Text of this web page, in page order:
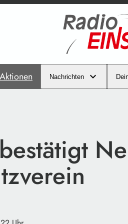
Nachrichten